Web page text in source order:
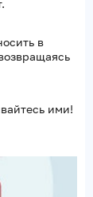
в
ими!